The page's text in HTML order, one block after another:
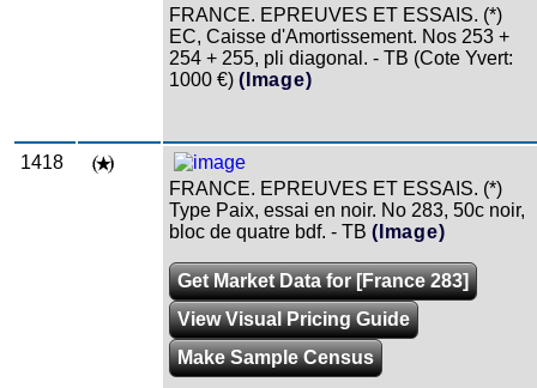
FRANCE. EPREUVES ET ESSAIS. (*)
EC, Caisse d'Amortissement. Nos 253 +
254 + 255, pli diagonal. - TB (Cote Yvert:
1000 €) (Image)
1418
FRANCE. EPREUVES ET ESSAIS. (*)
Type Paix, essai en noir. No 283, 50c noir,
bloc de quatre bdf. - TB (Image)
Get Market Data for [France 283]
View Visual Pricing Guide
Make Sample Census